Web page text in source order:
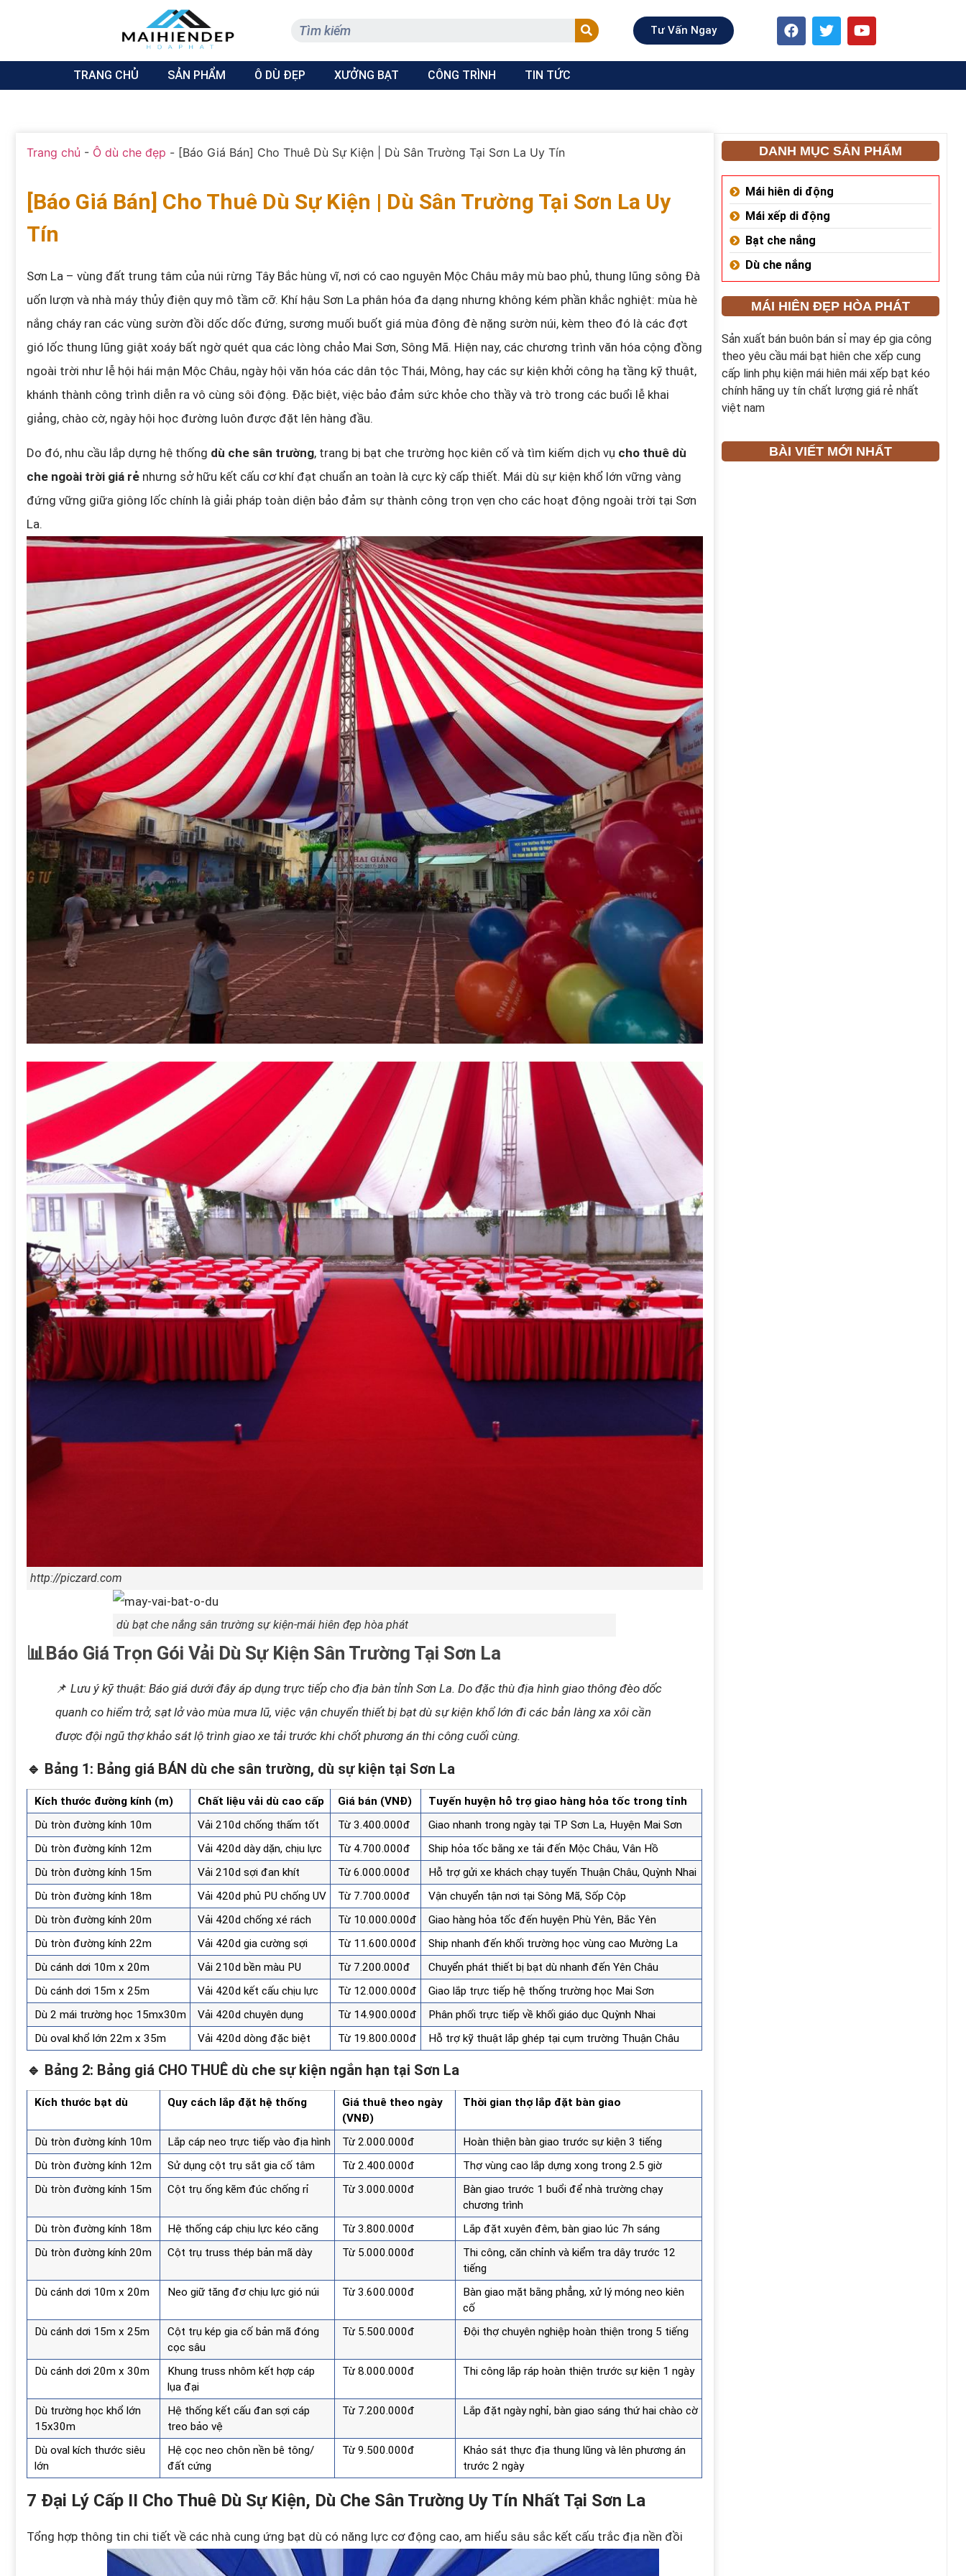
Tư Vấn Ngay
TRANG CHỦ SẢN PHẨM Ô DÙ ĐẸP XƯỞNG BẠT CÔNG TRÌNH TIN TỨC
Trang chủ - Ô dù che đẹp - [Báo Giá Bán] Cho Thuê Dù Sự Kiện | Dù Sân Trường Tại Sơn La Uy Tín
[Báo Giá Bán] Cho Thuê Dù Sự Kiện | Dù Sân Trường Tại Sơn La Uy
Tín
Sơn La – vùng đất trung tâm của núi rừng Tây Bắc hùng vĩ, nơi có cao nguyên Mộc Châu mây mù bao phủ, thung lũng sông Đà
uốn lượn và nhà máy thủy điện quy mô tầm cỡ. Khí hậu Sơn La phân hóa đa dạng nhưng không kém phần khắc nghiệt: mùa hè
nắng cháy ran các vùng sườn đồi dốc dốc đứng, sương muối buốt giá mùa đông đè nặng sườn núi, kèm theo đó là các đợt
gió lốc thung lũng giật xoáy bất ngờ quét qua các lòng chảo Mai Sơn, Sông Mã. Hiện nay, các chương trình văn hóa cộng đồng
ngoài trời như lễ hội hái mận Mộc Châu, ngày hội văn hóa các dân tộc Thái, Mông, hay các sự kiện khởi công hạ tầng kỹ thuật,
khánh thành công trình diễn ra vô cùng sôi động. Đặc biệt, việc bảo đảm sức khỏe cho thầy và trò trong các buổi lễ khai
giảng, chào cờ, ngày hội học đường luôn được đặt lên hàng đầu.
Do đó, nhu cầu lắp dựng hệ thống dù che sân trường, trang bị bạt che trường học kiên cố và tìm kiếm dịch vụ cho thuê dù
che ngoài trời giá rẻ nhưng sở hữu kết cấu cơ khí đạt chuẩn an toàn là cực kỳ cấp thiết. Mái dù sự kiện khổ lớn vững vàng
đứng vững giữa giông lốc chính là giải pháp toàn diện bảo đảm sự thành công trọn vẹn cho các hoạt động ngoài trời tại Sơn
La.
http://piczard.com
dù bạt che nắng sân trường sự kiện-mái hiên đẹp hòa phát
📊Báo Giá Trọn Gói Vải Dù Sự Kiện Sân Trường Tại Sơn La
📌 Lưu ý kỹ thuật: Báo giá dưới đây áp dụng trực tiếp cho địa bàn tỉnh Sơn La. Do đặc thù địa hình giao thông đèo dốc
quanh co hiểm trở, sạt lở vào mùa mưa lũ, việc vận chuyển thiết bị bạt dù sự kiện khổ lớn đi các bản làng xa xôi cần
được đội ngũ thợ khảo sát lộ trình giao xe tải trước khi chốt phương án thi công cuối cùng.
🔹 Bảng 1: Bảng giá BÁN dù che sân trường, dù sự kiện tại Sơn La
Kích thước đường kính (m) Chất liệu vải dù cao cấp Giá bán (VNĐ)
Tuyến huyện hỗ trợ giao hàng hỏa tốc trong tỉnh
Dù tròn đường kính 10m
Vải 210d chống thấm tốt Từ 3.400.000đ
Giao nhanh trong ngày tại TP Sơn La, Huyện Mai Sơn
Dù tròn đường kính 12m
Vải 420d dày dặn, chịu lực Từ 4.700.000đ
Ship hỏa tốc bằng xe tải đến Mộc Châu, Vân Hồ
Dù tròn đường kính 15m
Vải 210d sợi đan khít Từ 6.000.000đ
Hỗ trợ gửi xe khách chạy tuyến Thuận Châu, Quỳnh Nhai
Dù tròn đường kính 18m
Vải 420d phủ PU chống UV Từ 7.700.000đ
Vận chuyển tận nơi tại Sông Mã, Sốp Cộp
Dù tròn đường kính 20m
Vải 420d chống xé rách Từ 10.000.000đ
Giao hàng hỏa tốc đến huyện Phù Yên, Bắc Yên
Dù tròn đường kính 22m
Vải 420d gia cường sợi Từ 11.600.000đ
Ship nhanh đến khối trường học vùng cao Mường La
Dù cánh dơi 10m x 20m
Vải 210d bền màu PU Từ 7.200.000đ
Chuyển phát thiết bị bạt dù nhanh đến Yên Châu
Dù cánh dơi 15m x 25m
Vải 420d kết cấu chịu lực Từ 12.000.000đ
Giao lắp trực tiếp hệ thống trường học Mai Sơn
Dù 2 mái trường học 15mx30m
Vải 420d chuyên dụng Từ 14.900.000đ
Phân phối trực tiếp về khối giáo dục Quỳnh Nhai
Dù oval khổ lớn 22m x 35m
Vải 420d dòng đặc biệt Từ 19.800.000đ Hỗ trợ kỹ thuật lắp ghép tại cụm trường Thuận Châu
🔹 Bảng 2: Bảng giá CHO THUÊ dù che sự kiện ngắn hạn tại Sơn La
Kích thước bạt dù Quy cách lắp đặt hệ thống
Giá thuê theo ngày
(VNĐ)
Thời gian thợ lắp đặt bàn giao
Dù tròn đường kính 10m Lắp cáp neo trực tiếp vào địa hình Từ 2.000.000đ
Hoàn thiện bàn giao trước sự kiện 3 tiếng
Dù tròn đường kính 12m
Sử dụng cột trụ sắt gia cố tâm Từ 2.400.000đ
Thợ vùng cao lắp dựng xong trong 2.5 giờ
Dù tròn đường kính 15m
Cột trụ ống kẽm đúc chống rỉ Từ 3.000.000đ
Bàn giao trước 1 buổi để nhà trường chạy
chương trình
Dù tròn đường kính 18m
Hệ thống cáp chịu lực kéo căng Từ 3.800.000đ
Lắp đặt xuyên đêm, bàn giao lúc 7h sáng
Dù tròn đường kính 20m
Cột trụ truss thép bản mã dày Từ 5.000.000đ
Thi công, căn chỉnh và kiểm tra dây trước 12
tiếng
Dù cánh dơi 10m x 20m
Neo giữ tăng đơ chịu lực gió núi Từ 3.600.000đ
Bàn giao mặt bằng phẳng, xử lý móng neo kiên
cố
Dù cánh dơi 15m x 25m
Cột trụ kép gia cố bản mã đóng
cọc sâu
Từ 5.500.000đ Đội thợ chuyên nghiệp hoàn thiện trong 5 tiếng
Dù cánh dơi 20m x 30m
Khung truss nhôm kết hợp cáp
lụa đại
Từ 8.000.000đ Thi công lắp ráp hoàn thiện trước sự kiện 1 ngày
Dù trường học khổ lớn
15x30m
Hệ thống kết cấu đan sợi cáp
treo bảo vệ
Từ 7.200.000đ Lắp đặt ngày nghỉ, bàn giao sáng thứ hai chào cờ
Dù oval kích thước siêu
lớn
Hệ cọc neo chôn nền bê tông/
đất cứng
Từ 9.500.000đ
Khảo sát thực địa thung lũng và lên phương án
trước 2 ngày
7 Đại Lý Cấp II Cho Thuê Dù Sự Kiện, Dù Che Sân Trường Uy Tín Nhất Tại Sơn La
Tổng hợp thông tin chi tiết về các nhà cung ứng bạt dù có năng lực cơ động cao, am hiểu sâu sắc kết cấu trắc địa nền đồi
DANH MỤC SẢN PHẨM
Mái hiên di động
Mái xếp di động
Bạt che nắng
Dù che nắng
MÁI HIÊN ĐẸP HÒA PHÁT
Sản xuất bán buôn bán sỉ may ép gia công
theo yêu cầu mái bạt hiên che xếp cung
cấp linh phụ kiện mái hiên mái xếp bạt kéo
chính hãng uy tín chất lượng giá rẻ nhất
việt nam
BÀI VIẾT MỚI NHẤT